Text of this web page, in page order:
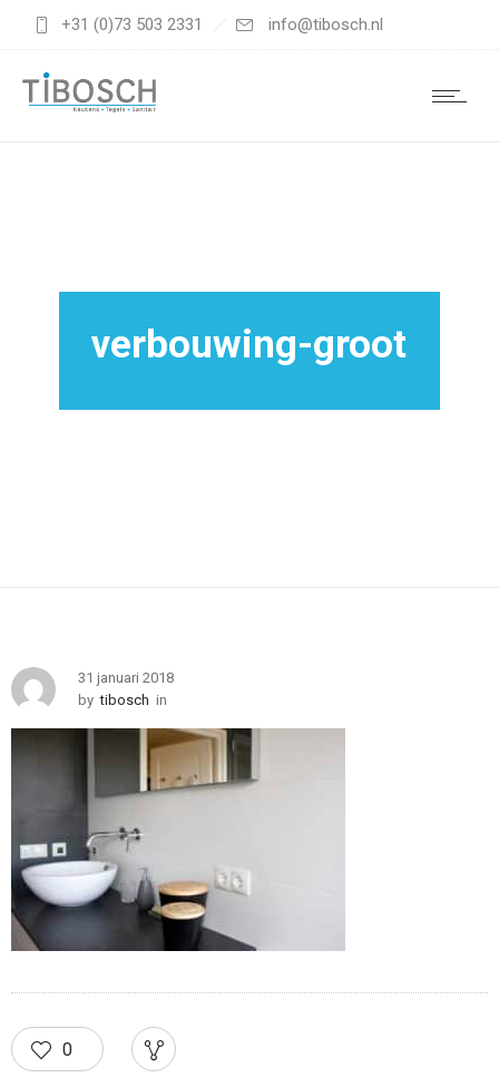
+31 (0)73 503 2331 info@tibosch.nl
verbouwing-groot
31 januari 2018
by tibosch in
0